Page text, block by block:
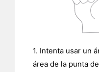
1. Intenta usar un
área de la punta